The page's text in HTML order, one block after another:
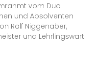
vom Duo
und Absolventen
Ralf Niggenaber,
und Lehrlingswart